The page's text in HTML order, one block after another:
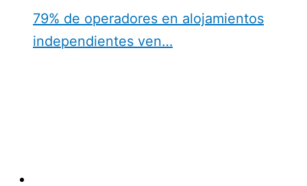
79% de operadores en alojamientos
independientes ven…